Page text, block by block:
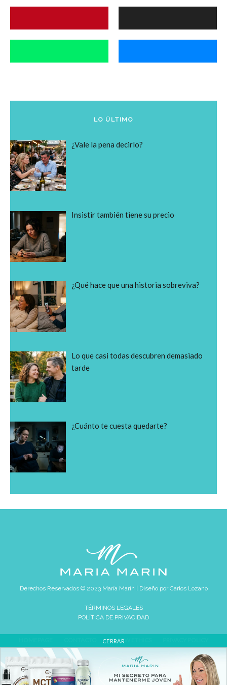
LO ÚLTIMO
¿Vale la pena decirlo?
Insistir también tiene su precio
¿Qué hace que una historia sobreviva?
Lo que casi todas descubren demasiado
tarde
¿Cuánto te cuesta quedarte?
Derechos Reservados © 2023 María Marín | Diseño porCarlos Lozano
TÉRMINOS LEGALES
POLÍTICA DE PRIVACIDAD
REVIEW ETHICS
CERRAR